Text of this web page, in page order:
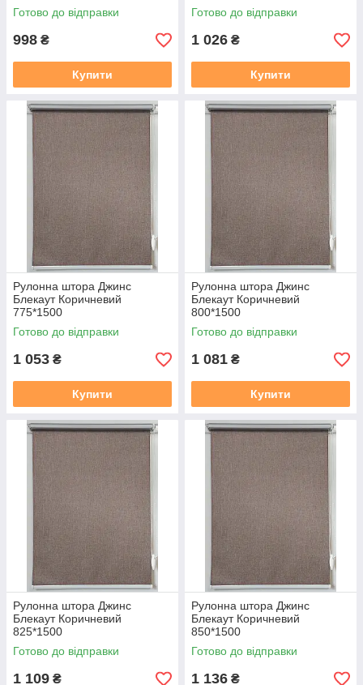
Готово до відправки
998 ₴
Купити
Готово до відправки
1 026 ₴
Купити
Рулонна штора Джинс
Блекаут Коричневий
775*1500
Готово до відправки
1 053 ₴
Купити
Рулонна штора Джинс
Блекаут Коричневий
800*1500
Готово до відправки
1 081 ₴
Купити
Рулонна штора Джинс
Блекаут Коричневий
825*1500
Готово до відправки
1 109 ₴
Рулонна штора Джинс
Блекаут Коричневий
850*1500
Готово до відправки
1 136 ₴